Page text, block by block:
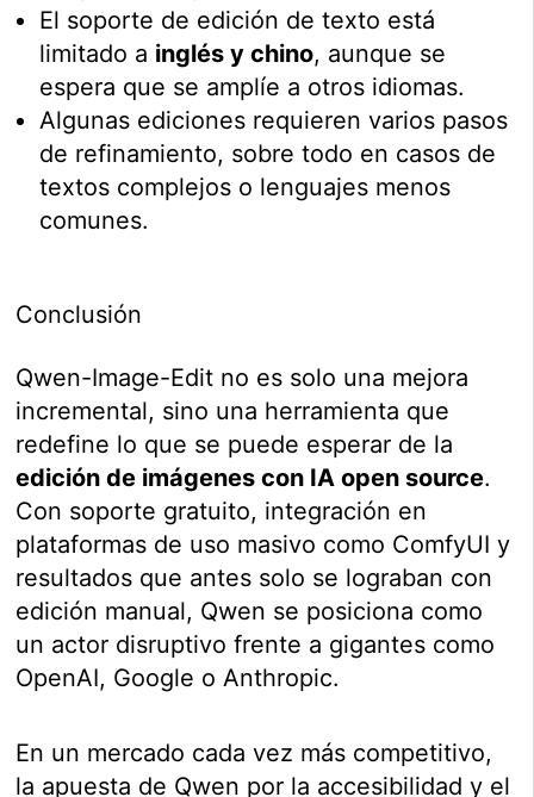
El soporte de edición de texto está
limitado a inglés y chino, aunque se
espera que se amplíe a otros idiomas.
Algunas ediciones requieren varios pasos
de refinamiento, sobre todo en casos de
textos complejos o lenguajes menos
comunes.
Conclusión
Qwen-Image-Edit no es solo una mejora
incremental, sino una herramienta que
redefine lo que se puede esperar de la
edición de imágenes con IA open source.
Con soporte gratuito, integración en
plataformas de uso masivo como ComfyUI y
resultados que antes solo se lograban con
edición manual, Qwen se posiciona como
un actor disruptivo frente a gigantes como
OpenAI, Google o Anthropic.
En un mercado cada vez más competitivo,
la apuesta de Qwen por la accesibilidad y el